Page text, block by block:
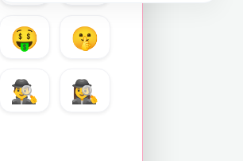
🤑
🤫
🕵️‍♂️
🕵️‍♀️